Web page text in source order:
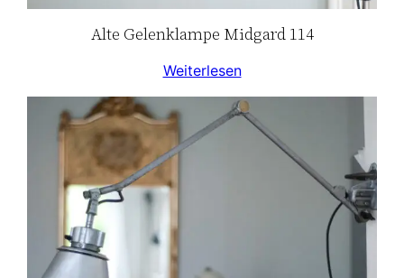
Alte Gelenklampe Midgard 114
Weiterlesen